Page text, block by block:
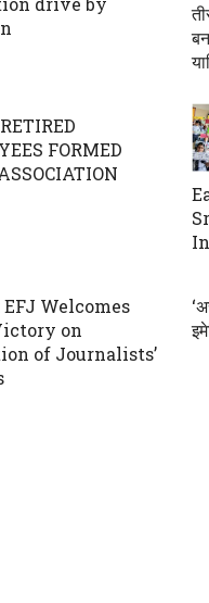
FORMED
EFJ Welcomes
on
of Journalists’